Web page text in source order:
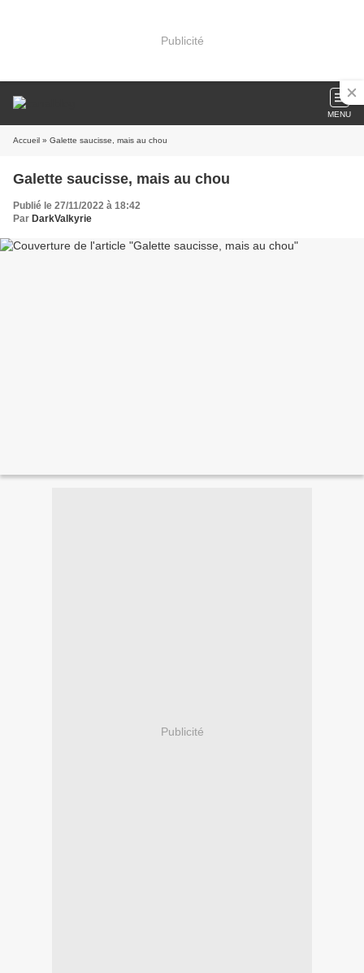
Publicité
MENU
Accueil » Galette saucisse, mais au chou
Galette saucisse, mais au chou
Publié le 27/11/2022 à 18:42
Par DarkValkyrie
Publicité